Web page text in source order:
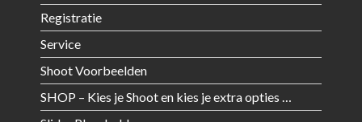
Registratie
Service
Shoot Voorbeelden
SHOP – Kies je Shoot en kies je extra opties …